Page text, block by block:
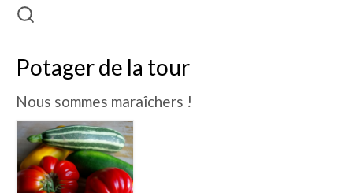
Potager de la tour
Nous sommes maraîchers !